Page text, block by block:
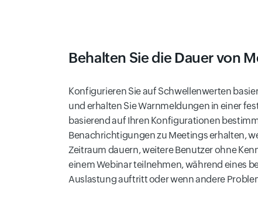
Behalten Sie die Dauer von
Konfigurieren Sie auf Schwellenwerten
und erhalten Sie Warnmeldungen in einer
basierend auf Ihren Konfigurationen
Benachrichtigungen zu Meetings erhalten,
Zeitraum dauern, weitere Benutzer ohne
einem Webinar teilnehmen, während eines
Auslastung auftritt oder wenn andere